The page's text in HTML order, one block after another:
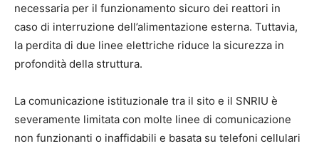
necessaria per il funzionamento sicuro dei reattori in
caso di interruzione dell’alimentazione esterna. Tuttavia,
la perdita di due linee elettriche riduce la sicurezza in
profondità della struttura.
La comunicazione istituzionale tra il sito e il SNRIU è
severamente limitata con molte linee di comunicazione
non funzionanti o inaffidabili e basata su telefoni cellulari